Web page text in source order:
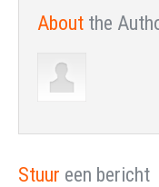
About the
Stuur een bericht